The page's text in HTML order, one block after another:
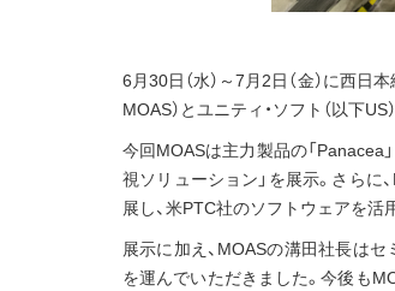
6月30日（水）～7月2日（金）に西日
MOAS）とユニティ・ソフト（以下US
今回MOASは主力製品の「Panacea
視ソリューション」を展示。さら
展し、米PTC社のソフトウェアを活
展示に加え、MOASの溝田社長はセ
を運んでいただきました。今後も